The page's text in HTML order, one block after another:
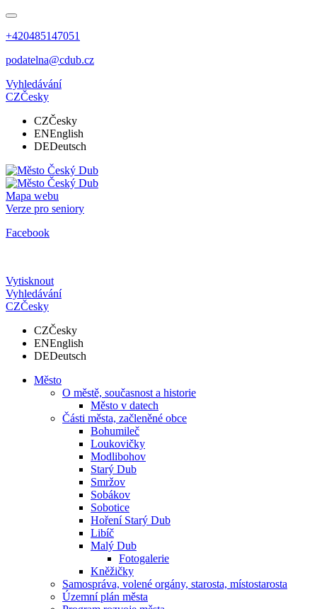
+420485147051
podatelna@cdub.cz
Vyhledávání
CZČesky
CZČesky
ENEnglish
DEDeutsch
Mapa webu
Verze pro seniory
Facebook
Vytisknout
Vyhledávání
CZČesky
CZČesky
ENEnglish
DEDeutsch
Město
O městě, současnost a historie
Město v datech
Části města, začleněné obce
Bohumileč
Loukovičky
Modlibohov
Starý Dub
Smržov
Sobákov
Sobotice
Hoření Starý Dub
Libíč
Malý Dub
Fotogalerie
Kněžičky
Samospráva, volené orgány, starosta, místostarosta
Územní plán města